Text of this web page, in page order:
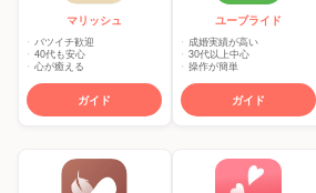
マリッシュ
バツイチ歓迎
40代も安心
心が癒える
ガイド
ユーブライド
成婚実績が高い
30代以上中心
操作が簡単
ガイド